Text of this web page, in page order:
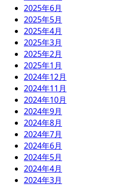
2025年6月
2025年5月
2025年4月
2025年3月
2025年2月
2025年1月
2024年12月
2024年11月
2024年10月
2024年9月
2024年8月
2024年7月
2024年6月
2024年5月
2024年4月
2024年3月